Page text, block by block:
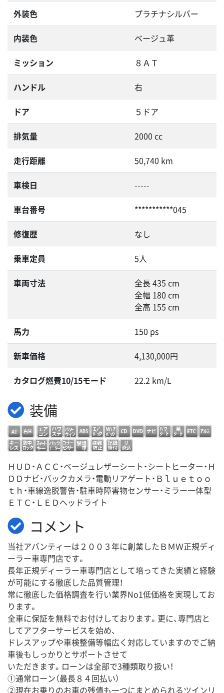
外装色 プラチナシルバー
内装色 ベージュ革
ミッション ８ＡＴ
ハンドル 右
ドア ５ドア
排気量 2000 cc
走行距離 50,740 km
車検日 -----
車台番号 ***********045
修復歴 なし
乗車定員 5人
車両寸法
全長 435 cm
全幅 180 cm
全高 155 cm
馬力 150 ps
新車価格 4,130,000円
カタログ燃費10/15モード 22.2 km/L
装備
ＨＵＤ・ＡＣＣ・ベージュレザーシート・シートヒーター・Ｈ
ＤＤナビ・バックカメラ・電動リアゲート・Ｂｌｕｅｔｏｏ
ｔｈ・車線逸脱警告・駐車時障害物センサー・ミラー一体型
ＥＴＣ・ＬＥＤヘッドライト
コメント
当社アバンティーは２００３年に創業したＢＭＷ正規ディ
ーラー車専門店です。
長年正規ディーラー車専門店として培ってきた実績と経験
が可能にする徹底した品質管理！
常に徹底した価格調査を行い業界No1低価格を実現してお
ります。
全車に保証を無料でお付けしております。更に、専門店と
してアフターサービスを始め、
ドレスアップや車検整備等幅広く対応していますのでご納
車後もしっかりとサポートさせて
いただきます。ローンは全部で3種類取り扱い！
①通常ローン（最長８４回払い）
②現在お乗りのお車の残債も一つにまとめられるツインリ